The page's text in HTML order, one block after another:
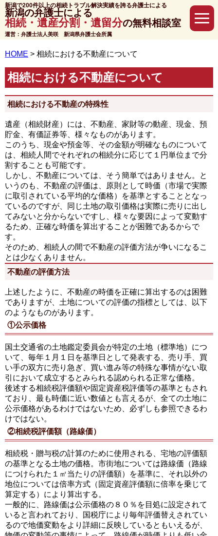
新潟で200件以上の相続トラブル解決実績を誇る弁護士による
新潟の弁護士による
相続・遺産分割・遺留分の無料相談室
運営：弁護士法人美咲 新潟県弁護士会所属
HOME > 相続における不動産について
相続における不動産について
相続における不動産の特殊性
遺産（相続財産）には、不動産、家財等の動産、現金、預
貯金、有価証券等、様々なものがあります。
このうち、現金や預金等、その金額が明確なものについて
は、相続人間でそれぞれの相続分に応じて１円単位まで分
割することも可能です。
しかし、不動産については、そう簡単ではありません。と
いうのも、不動産の評価は、原則として時価（市場で実際
に取引されている平均的な価格）を基準とすることとなっ
ているのですが、同じ土地の取引価格は実際に売りに出し
てみないと分からないですし、様々な要因によって変動す
るため、正確な時価を算出することが困難であるからで
す。
そのため、相続人の間で不動産の評価方法が争いになるこ
とは少なくありません。
不動産の評価方法
上述したように、不動産の時価を正確に算出するのは困難
でありますが、土地についての評価の指標としては、以下
のようなものがあります。
①公示価格
国土交通省の土地鑑定委員会が特定の土地（標準地）につ
いて、毎年１月１日を基準日として発表する、売り手、買
い手の双方に売り急ぎ、買い進み等の特殊な事情がない取
引において成立するとみられる認められる正常な価格。
後述する相続税評価額や固定資産税評価等の基準ともされ
ており、最も時価に近い数値とも言えるが、全ての土地に
公示価格があるわけではないため、必ずしも参照できるわ
けではない。
②相続税評価額（路線価）
相続税・贈与税の計算のために使用される、宅地の評価額
の基準となる土地の価格。市街地については路線価（路線
につけられた１㎡当たりの評価額）を基準に、それ以外の
地位については倍率方式（固定資産評価額に倍率を乗じて
算定する）により算出する。
一般的に、路線価は公示価格の８０％を目処に設定されて
いると言われており、国税庁により毎年評価替えされてい
るので地価変動をより詳細に反映しているともいえるが、